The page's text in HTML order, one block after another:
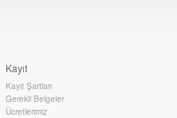
Kayıt
Kayıt Şartları
Gerekli Belgeler
Ücretlerimiz